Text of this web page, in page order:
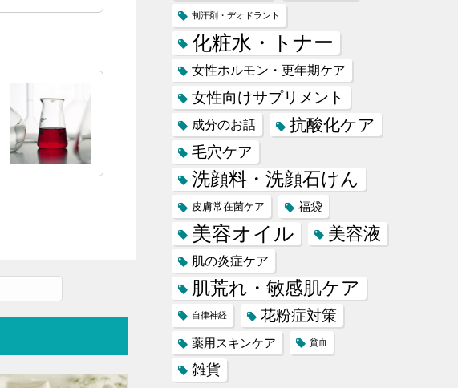
制汗剤・デオドラント
化粧水・トナー
女性ホルモン・更年期ケア
女性向けサプリメント
成分のお話 抗酸化ケア
毛穴ケア
洗顔料・洗顔石けん
皮膚常在菌ケア 福袋
美容オイル 美容液
肌の炎症ケア
肌荒れ・敏感肌ケア
自律神経 花粉症対策
薬用スキンケア 貧血
雑貨